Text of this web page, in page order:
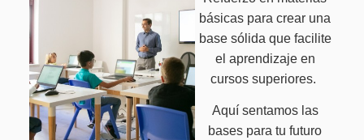
básicas para crear una
base sólida que facilite
el aprendizaje en
cursos superiores.
Aquí sentamos las
bases para tu futuro